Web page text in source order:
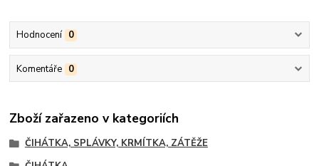
Hodnocení 0
Komentáře 0
Zboží zařazeno v kategoriích
ČIHÁTKA, SPLÁVKY, KRMÍTKA, ZÁTĚŽE